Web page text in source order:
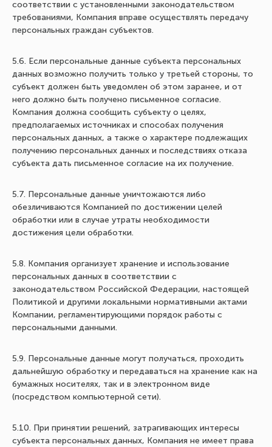
соответствии с установленными законодательством
требованиями, Компания вправе осуществлять передачу
персональных граждан субъектов.
5.6. Если персональные данные субъекта персональных
данных возможно получить только у третьей стороны, то
субъект должен быть уведомлен об этом заранее, и от
него должно быть получено письменное согласие.
Компания должна сообщить субъекту о целях,
предполагаемых источниках и способах получения
персональных данных, а также о характере подлежащих
получению персональных данных и последствиях отказа
субъекта дать письменное согласие на их получение.
5.7. Персональные данные уничтожаются либо
обезличиваются Компанией по достижении целей
обработки или в случае утраты необходимости
достижения цели обработки.
5.8. Компания организует хранение и использование
персональных данных в соответствии с
законодательством Российской Федерации, настоящей
Политикой и другими локальными нормативными актами
Компании, регламентирующими порядок работы с
персональными данными.
5.9. Персональные данные могут получаться, проходить
дальнейшую обработку и передаваться на хранение как на
бумажных носителях, так и в электронном виде
(посредством компьютерной сети).
5.10. При принятии решений, затрагивающих интересы
субъекта персональных данных, Компания не имеет права